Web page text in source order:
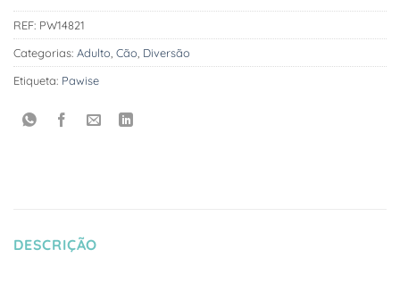
REF: PW14821
Categorias: Adulto, Cão, Diversão
Etiqueta: Pawise
DESCRIÇÃO